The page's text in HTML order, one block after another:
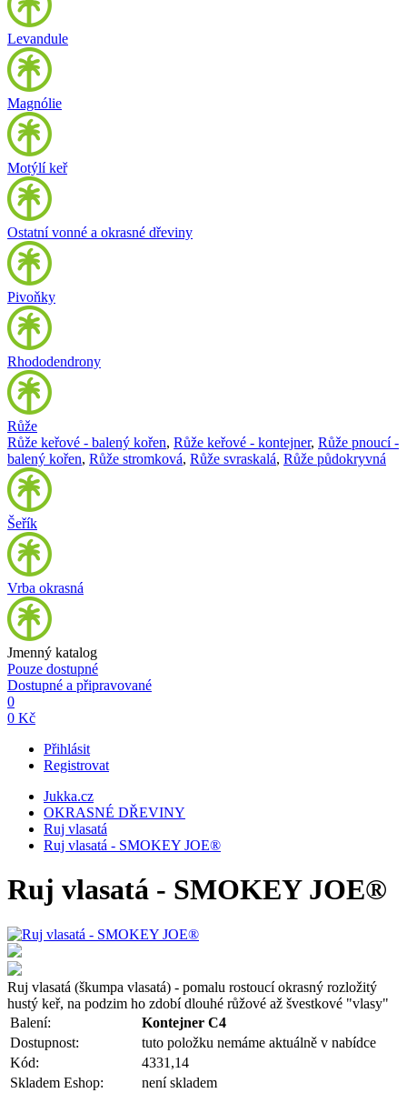
Levandule
Magnólie
Motýlí keř
Ostatní vonné a okrasné dřeviny
Pivoňky
Rhododendrony
Růže
Růže keřové - balený kořen, Růže keřové - kontejner, Růže pnoucí -
balený kořen, Růže stromková, Růže svraskalá, Růže půdokryvná
Šeřík
Vrba okrasná
Jmenný katalog
Pouze dostupné
Dostupné a připravované
0
0 Kč
Přihlásit
Registrovat
Jukka.cz
OKRASNÉ DŘEVINY
Ruj vlasatá
Ruj vlasatá - SMOKEY JOE®
Ruj vlasatá - SMOKEY JOE®
Ruj vlasatá (škumpa vlasatá) - pomalu rostoucí okrasný rozložitý
hustý keř, na podzim ho zdobí dlouhé růžové až švestkové "vlasy"
Balení:
Kontejner C4
Dostupnost:
tuto položku nemáme aktuálně v nabídce
Kód:
4331,14
Skladem Eshop:
není skladem